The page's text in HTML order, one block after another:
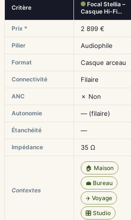
Critère
Focal Stellia –
Casque Hi-Fi…
Prix * 2 899 €
Pilier Audiophile
Format Casque arceau
Connectivité Filaire
ANC ✗ Non
Autonomie — (filaire)
Étanchéité —
Impédance 35 Ω
Contextes
🏠 Maison
💼 Bureau
✈️ Voyage
🎛️ Studio